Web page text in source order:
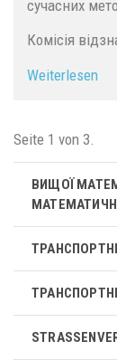
сучасних
Комісія
Weiterlesen
Seite 1 von 3.
ВИЩОЇ